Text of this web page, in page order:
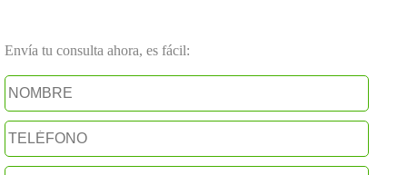
Envía tu consulta ahora, es fácil: